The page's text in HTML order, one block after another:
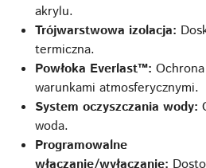
akrylu.
Trójwarstwowa izolacja:
termiczna.
Powłoka Everlast™:
warunkami atmosferycznymi.
System oczyszczania wody:
woda.
Programowalne